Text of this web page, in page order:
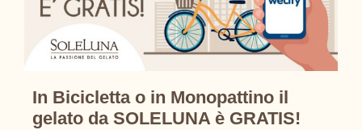
In Bicicletta o in Monopattino il
gelato da SOLELUNA è GRATIS!